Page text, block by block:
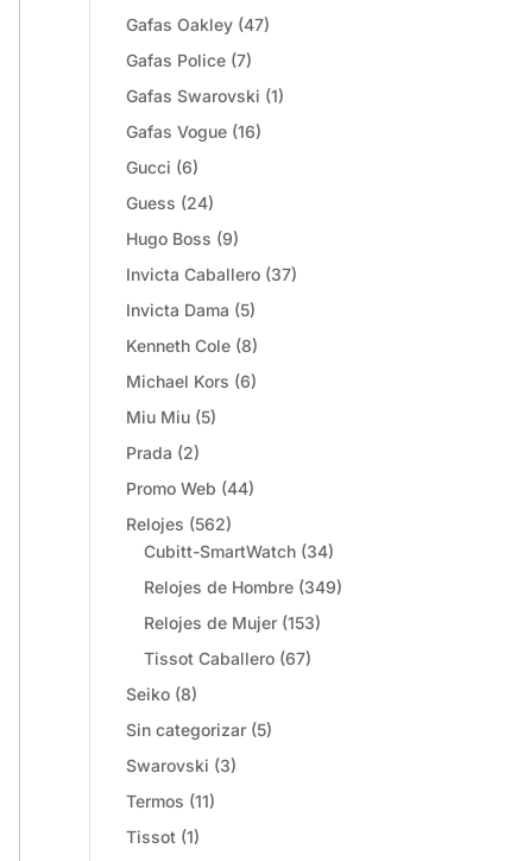
Gafas Oakley (47)
Gafas Police (7)
Gafas Swarovski (1)
Gafas Vogue (16)
Gucci (6)
Guess (24)
Hugo Boss (9)
Invicta Caballero (37)
Invicta Dama (5)
Kenneth Cole (8)
Michael Kors (6)
Miu Miu (5)
Prada (2)
Promo Web (44)
Relojes (562)
Cubitt-SmartWatch (34)
Relojes de Hombre (349)
Relojes de Mujer (153)
Tissot Caballero (67)
Seiko (8)
Sin categorizar (5)
Swarovski (3)
Termos (11)
Tissot (1)